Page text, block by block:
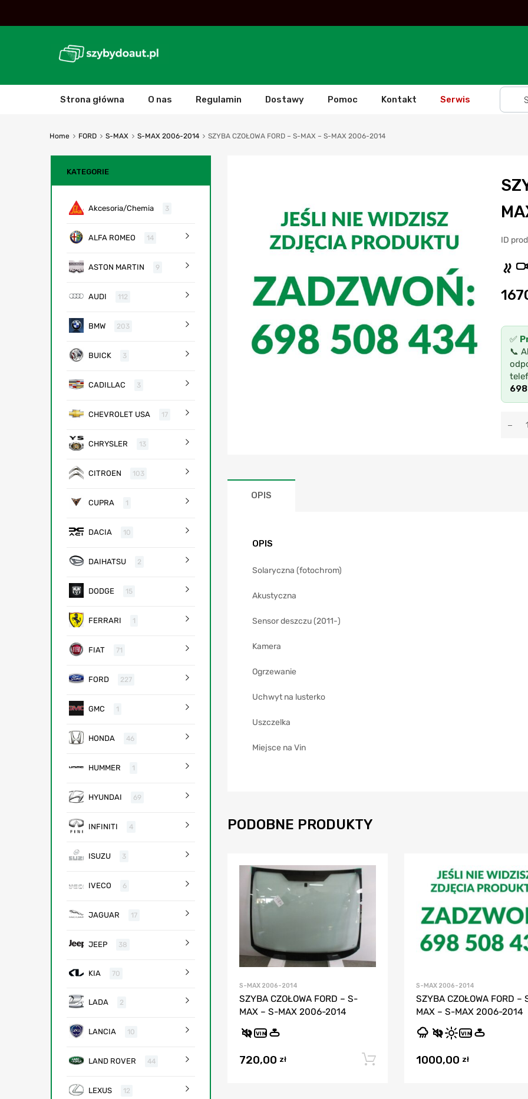
Strona główna O nas Regulamin Dostawy Pomoc Kontakt Serwis
Home FORD S-MAX S-MAX 2006-2014 SZYBA CZOŁOWA FORD – S-MAX – S-MAX 2006-2014
ID
✅
📞
OPIS
OPIS
Solaryczna (fotochrom)
Akustyczna
Sensor deszczu (2011-)
Kamera
Ogrzewanie
Uchwyt na lusterko
Uszczelka
Miejsce na Vin
PODOBNE PRODUKTY
S-MAX 2006-2014
SZYBA CZOŁOWA FORD – S-
MAX – S-MAX 2006-2014
VIN
720,00 zł Dodaj do koszyka
S-MAX 2006-2014
SZYBA CZOŁOWA FORD –
MAX – S-MAX 2006-2014
VIN
1000,00 zł
KATEGORIE
Akcesoria/Chemia 3
ALFA ROMEO 14
ASTON MARTIN 9
AUDI 112
BMW 203
BUICK 3
CADILLAC 3
CHEVROLET USA 17
CHRYSLER 13
CITROEN 103
CUPRA 1
DACIA 10
DAIHATSU 2
DODGE 15
FERRARI 1
FIAT 71
FORD 227
GMC 1
HONDA 46
HUMMER 1
HYUNDAI 69
INFINITI 4
ISUZU 3
IVECO 6
JAGUAR 17
JEEP 38
KIA 70
LADA 2
LANCIA 10
LAND ROVER 44
LEXUS 12